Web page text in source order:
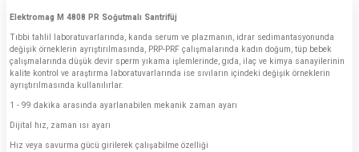
Elektromag M 4808 PR Soğutmalı Santrifüj
Tıbbi tahlil laboratuvarlarında, kanda serum ve plazmanın, idrar sedimantasyonunda
değişik örneklerin ayrıştırılmasında, PRP-PRF çalışmalarında kadın doğum, tüp bebek
çalışmalarında düşük devir sperm yıkama işlemlerinde, gıda, ilaç ve kimya sanayilerinin
kalite kontrol ve araştırma laboratuvarlarında ise sıvıların içindeki değişik örneklerin
ayrıştırılmasında kullanılırlar.
1 - 99 dakika arasında ayarlanabilen mekanik zaman ayarı
Dijital hız, zaman ısı ayarı
Hız veya savurma gücü girilerek çalışabilme özelliği